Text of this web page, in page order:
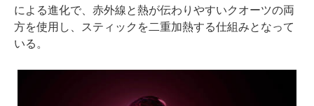
による進化で、赤外線と熱が伝わりやすいクオーツの両
方を使用し、スティックを二重加熱する仕組みとなって
いる。